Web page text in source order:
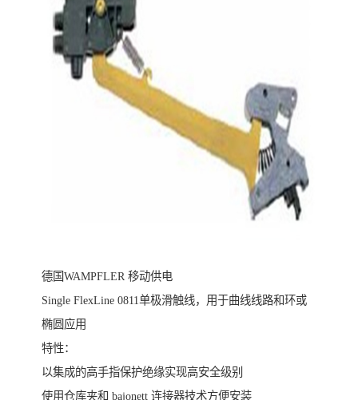
德国WAMPFLER 移动供电
Single FlexLine 0811单极滑触线，用于曲线线路和环或
椭圆应用
特性：
以集成的高手指保护绝缘实现高安全级别
使用仓库夹和 bajonett 连接器技术方便安装